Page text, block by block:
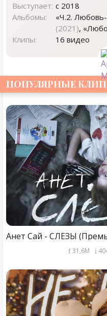
Выступает: с 2018
Альбомы:
«‎Ч.2.
(2021),
Клипы:
16 видео
ПОПУЛЯРНЫЕ
31,6M